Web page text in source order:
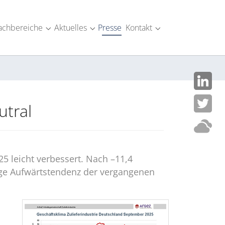
Industrie"
for "Über uns"
Submenu for "Fachbereiche"
Aktuelles Submenu for "Aktuelles"
Presse Kontakt Submenu for
leicht verbessert. Nach –11,4
Aufwärtstendenz der vergangenen